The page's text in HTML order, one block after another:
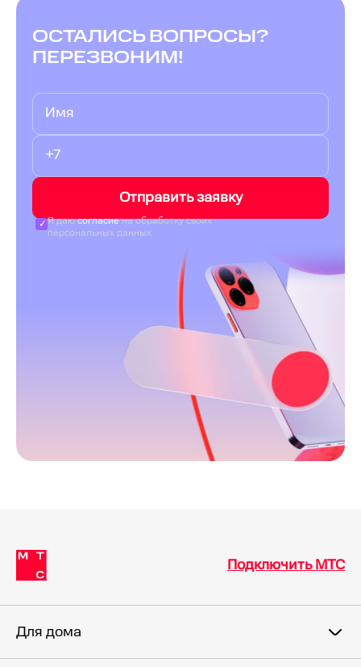
ОСТАЛИСЬ ВОПРОСЫ?
ПЕРЕЗВОНИМ!
Отправить заявку
Я даюсогласиена обработку своих
персональных данных
Подключить МТС
Для дома